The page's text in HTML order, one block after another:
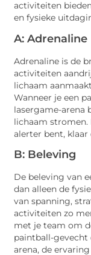
activiteiten
en fysieke
A: Adrenaline
Adrenaline is de
activiteiten
lichaam
Wanneer je een
lasergame-arena
lichaam
alerter bent,
B: Beleving
De beleving van
dan alleen de
van spanning,
activiteiten zo
met je team om
paintball-gevecht
arena, de